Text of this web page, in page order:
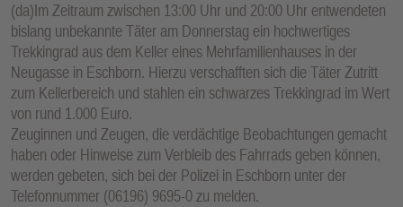
(da)Im Zeitraum zwischen 13:00 Uhr und 20:00 Uhr entwendeten
bislang unbekannte Täter am Donnerstag ein hochwertiges
Trekkingrad aus dem Keller eines Mehrfamilienhauses in der
Neugasse in Eschborn. Hierzu verschafften sich die Täter Zutritt
zum Kellerbereich und stahlen ein schwarzes Trekkingrad im Wert
von rund 1.000 Euro.
Zeuginnen und Zeugen, die verdächtige Beobachtungen gemacht
haben oder Hinweise zum Verbleib des Fahrrads geben können,
werden gebeten, sich bei der Polizei in Eschborn unter der
Telefonnummer (06196) 9695-0 zu melden.